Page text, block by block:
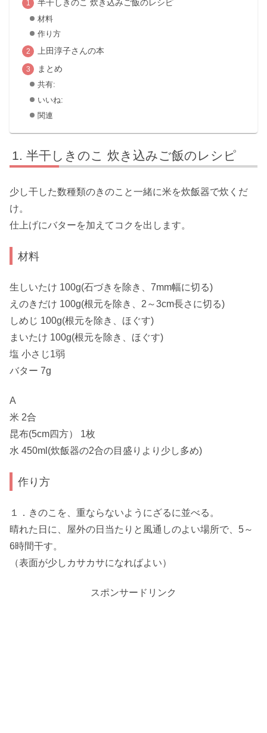
半干しきのこ 炊き込みご飯のレシピ
材料
作り方
上田淳子さんの本
まとめ
共有:
いいね:
関連
半干しきのこ 炊き込みご飯のレシピ
少し干した数種類のきのこと一緒に米を炊飯器で炊くだ
け。
仕上げにバターを加えてコクを出します。
材料
生しいたけ 100g(石づきを除き、7mm幅に切る)
えのきだけ 100g(根元を除き、2～3cm長さに切る)
しめじ 100g(根元を除き、ほぐす)
まいたけ 100g(根元を除き、ほぐす)
塩 小さじ1弱
バター 7g
A
米 2合
昆布(5cm四方） 1枚
水 450ml(炊飯器の2合の目盛りより少し多め)
作り方
１．きのこを、重ならないようにざるに並べる。
晴れた日に、屋外の日当たりと風通しのよい場所で、5～
6時間干す。
（表面が少しカサカサになればよい）
スポンサードリンク